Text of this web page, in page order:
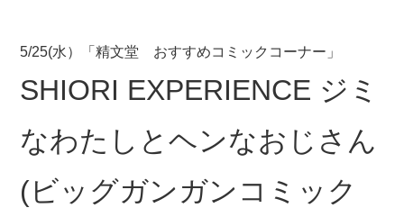
5/25(水）「精文堂 おすすめコミックコーナー」
SHIORI EXPERIENCE ジミ
なわたしとヘンなおじさん
(ビッグガンガンコミック